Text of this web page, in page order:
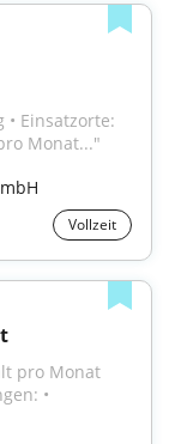
Einsatzorte:
Monat..."
Vollzeit
pro Monat
•